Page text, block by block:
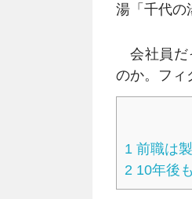
湯「千代の
会社員だ
のか。フィ
1 前職は
2 10年後